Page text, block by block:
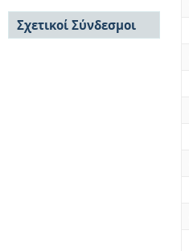
Συγγραφείς
Τίτλοι
Θέματα
Οδηγίες Υποβολής
Οδηγίες Χρήσης ΙΑ
Συχνές Ερωτήσεις
Σχετικοί Σύνδεσμοι